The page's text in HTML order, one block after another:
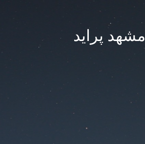
مشهد پراید